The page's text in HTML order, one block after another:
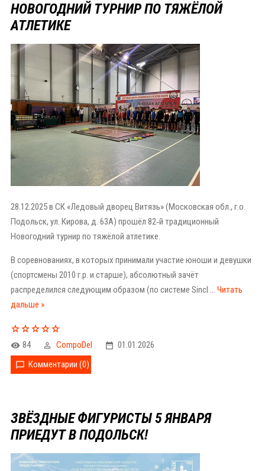
НОВОГОДНИЙ ТУРНИР ПО ТЯЖЁЛОЙ
АТЛЕТИКЕ
28.12.2025 в СК «Ледовый дворец Витязь» (Московская обл., г.о.
Подольск, ул. Кирова, д. 63А) прошёл 82‑й традиционный
Новогодний турнир по тяжёлой атлетике.
В соревнованиях, в которых принимали участие юноши и девушки
(спортсмены 2010 г.р. и старше), абсолютный зачёт
распределился следующим образом (по системе Sincl ... Читать
дальше »
84 CompoDel
01.01.2026
Комментарии (0)
ЗВЁЗДНЫЕ ФИГУРИСТЫ 5 ЯНВАРЯ
ПРИЕДУТ В ПОДОЛЬСК!